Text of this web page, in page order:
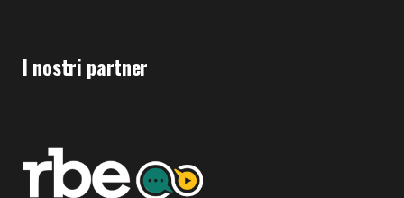
I nostri partner